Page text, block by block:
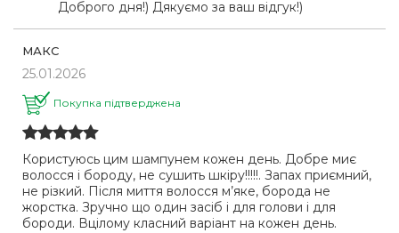
Доброго дня!) Дякуємо за ваш відгук!)
МАКС
25.01.2026
Покупка підтверджена
Користуюсь цим шампунем кожен день. Добре миє
волосся і бороду, не сушить шкіру!!!!!. Запах приємний,
не різкий. Після миття волосся м’яке, борода не
жорстка. Зручно що один засіб і для голови і для
бороди. Вцілому класний варіант на кожен день.